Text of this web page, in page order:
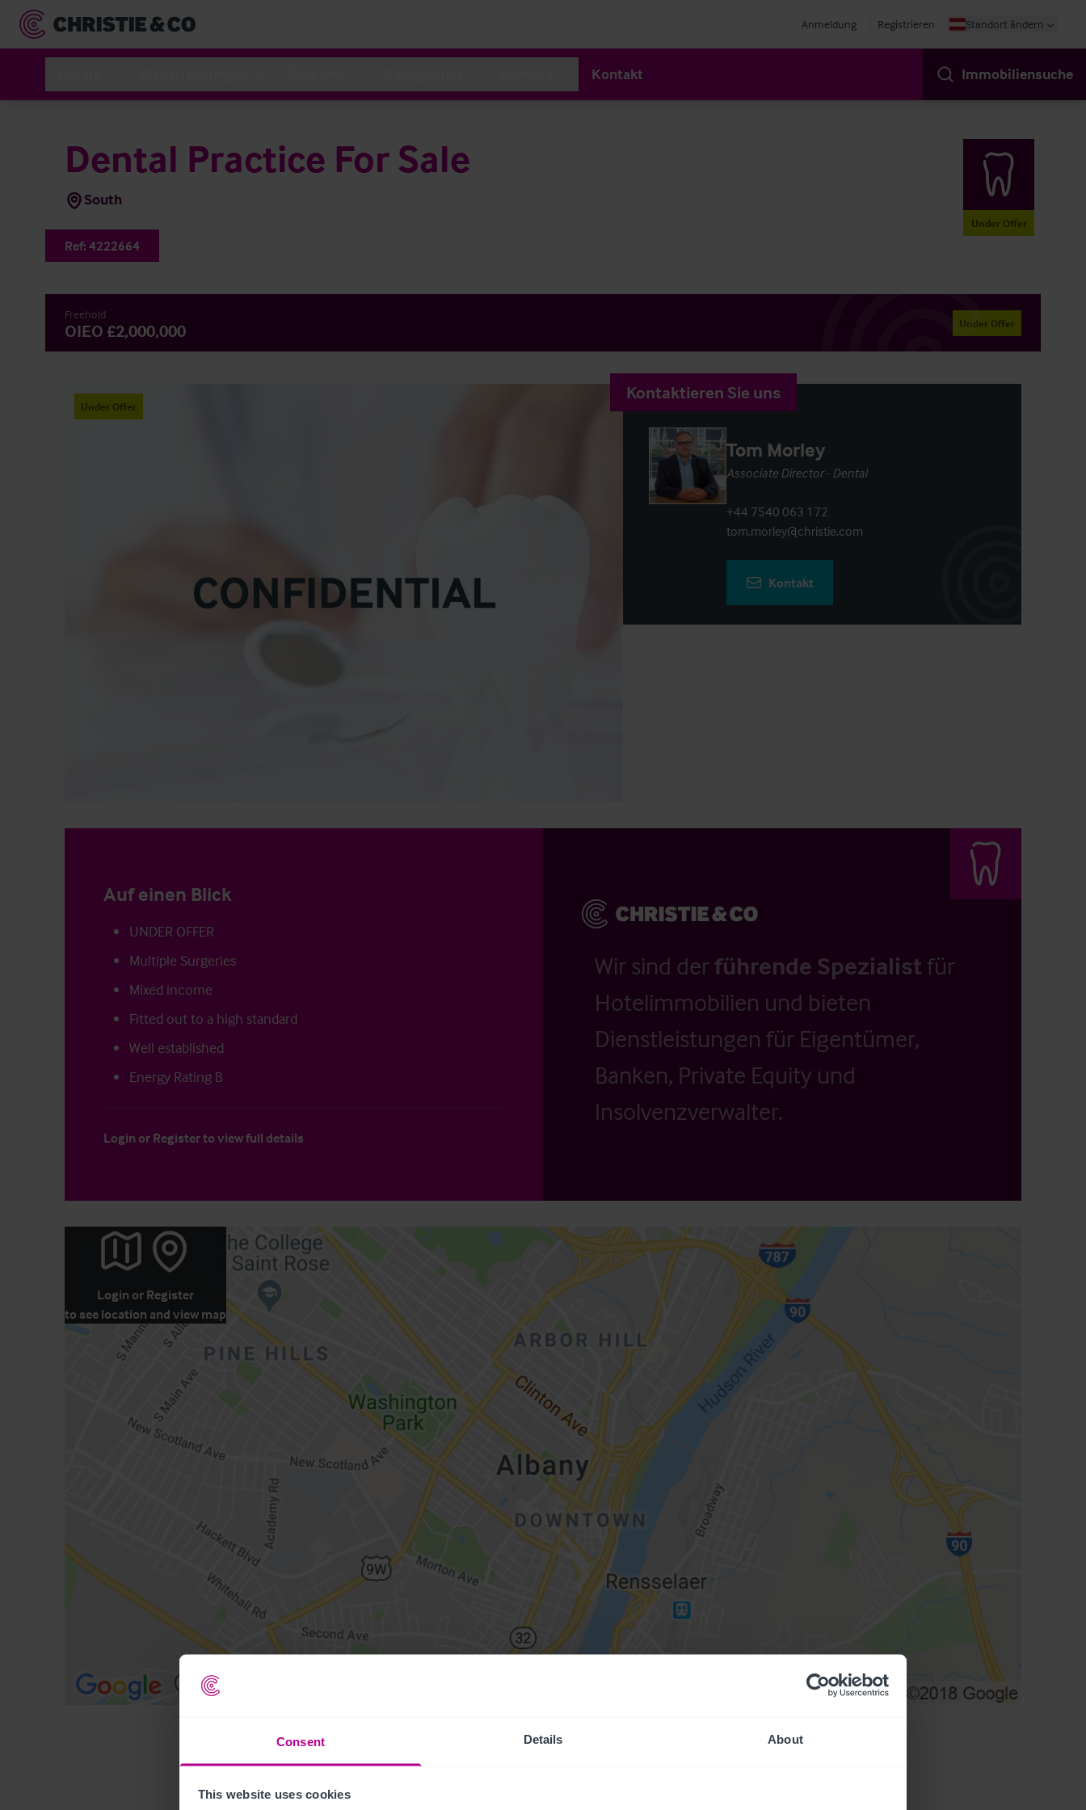
Consent Details About
This website uses cookies
Anmeldung Registrieren Standort ändern
Kontakt Immobiliensuche
Dental Practice For Sale
South
Ref: 4222664
Under Offer
Freehold
OIEO £2,000,000 Under Offer
Under Offer
Kontaktieren Sie uns
Tom Morley
Associate Director - Dental
+44 7540 063 172
tom.morley@christie.com
Kontakt
Auf einen Blick
UNDER OFFER
Multiple Surgeries
Mixed income
Fitted out to a high standard
Well established
Energy Rating B
Login or Registerto view full details
Wir sind der führende Spezialistfür
Hotelimmobilien und bieten
Dienstleistungen für Eigentümer,
Banken, Private Equity und
Insolvenzverwalter.
Login or Register
to see location and view map